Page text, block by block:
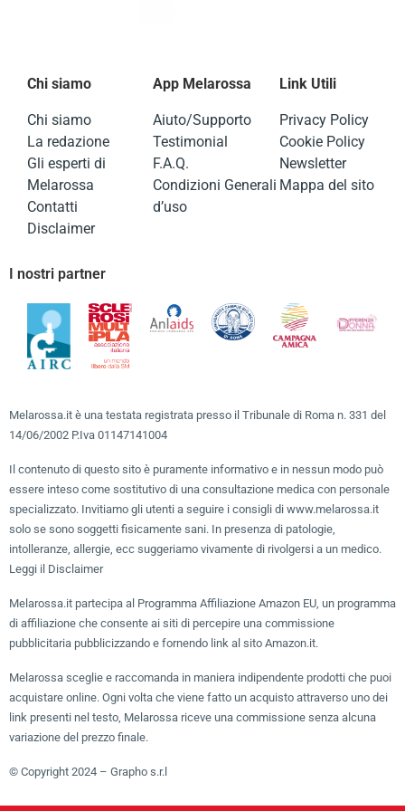
Chi siamo
Chi siamo
La redazione
Gli esperti di
Melarossa
Contatti
Disclaimer
App Melarossa
Aiuto/Supporto
Testimonial
F.A.Q.
Condizioni Generali
d’uso
Link Utili
Privacy Policy
Cookie Policy
Newsletter
Mappa del sito
I nostri partner
Melarossa.it è una testata registrata presso il Tribunale di Roma n. 331 del
14/06/2002 P.Iva 01147141004
Il contenuto di questo sito è puramente informativo e in nessun modo può
essere inteso come sostitutivo di una consultazione medica con personale
specializzato. Invitiamo gli utenti a seguire i consigli di www.melarossa.it
solo se sono soggetti fisicamente sani. In presenza di patologie,
intolleranze, allergie, ecc suggeriamo vivamente di rivolgersi a un medico.
Leggi il Disclaimer
Melarossa.it partecipa al Programma Affiliazione Amazon EU, un programma
di affiliazione che consente ai siti di percepire una commissione
pubblicitaria pubblicizzando e fornendo link al sito Amazon.it.
Melarossa sceglie e raccomanda in maniera indipendente prodotti che puoi
acquistare online. Ogni volta che viene fatto un acquisto attraverso uno dei
link presenti nel testo, Melarossa riceve una commissione senza alcuna
variazione del prezzo finale.
© Copyright 2024 – Grapho s.r.l